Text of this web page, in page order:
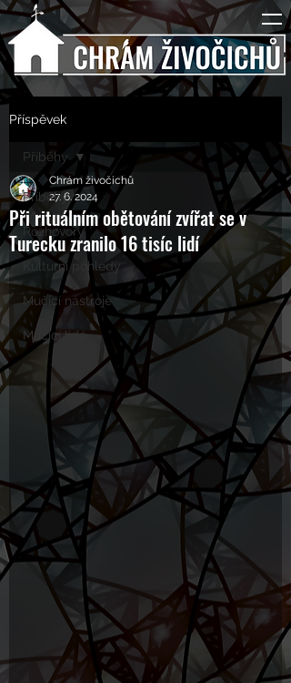
Příspěvek
Příběhy
Rozhovory
Kulturní pohledy
Mučící nástroje
Mučící lidé
Příběhy
Při rituálním obětování zvířat se v
Turecku zranilo 16 tisíc lidí
Chrám živočichů
27. 6. 2024